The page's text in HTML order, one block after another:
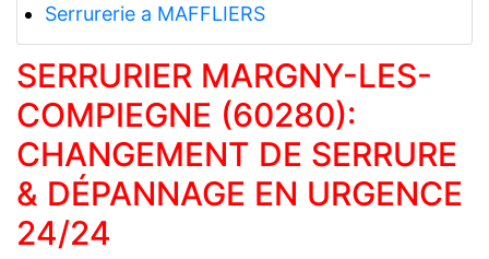
Serrurerie a MAFFLIERS
SERRURIER MARGNY-LES-
COMPIEGNE (60280):
CHANGEMENT DE SERRURE
& DÉPANNAGE EN URGENCE
24/24